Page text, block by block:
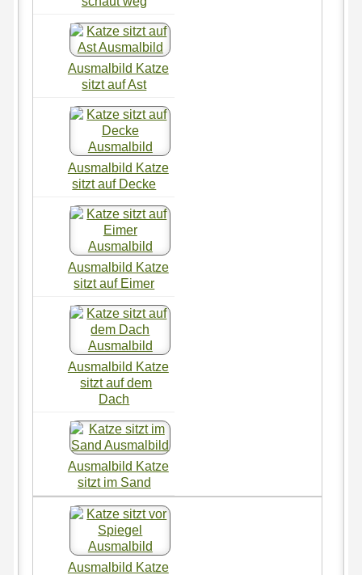
Ausmalbild Katze
sitzt auf Ast
Ausmalbild Katze
sitzt auf Decke
Ausmalbild Katze
sitzt auf Eimer
Ausmalbild Katze
sitzt auf dem
Dach
Ausmalbild Katze
sitzt im Sand
Ausmalbild Katze